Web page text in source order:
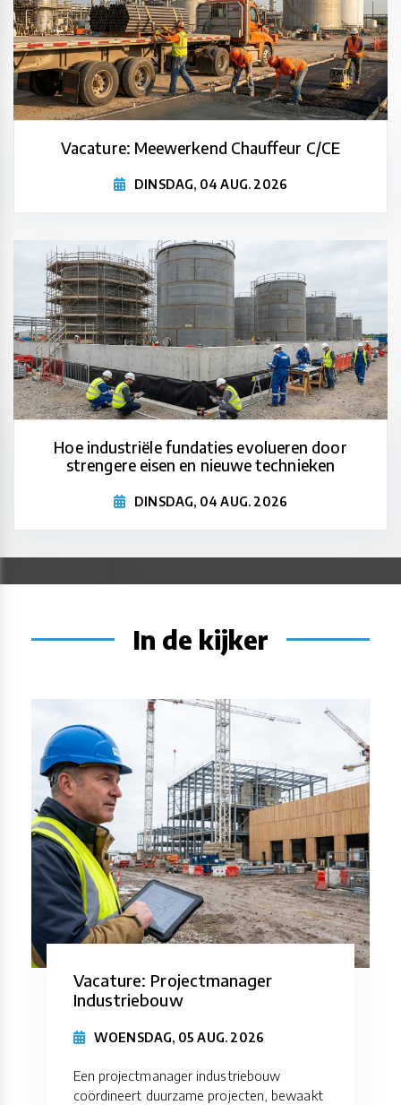
Vacature: Meewerkend Chauffeur C/CE
DINSDAG, 04 AUG. 2026
Hoe industriële fundaties evolueren door
strengere eisen en nieuwe technieken
DINSDAG, 04 AUG. 2026
In de kijker
Vacature: Projectmanager
Industriebouw
WOENSDAG, 05 AUG. 2026
Een projectmanager industriebouw
coördineert duurzame projecten, bewaakt